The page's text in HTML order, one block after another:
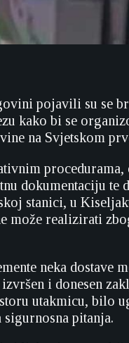
pojavili su se
kako bi se
na Svjetskom
procedurama,
dokumentaciju te
stanici, u
može realizirati
neka dostave
i donesen
utakmicu, bilo
pitanja.